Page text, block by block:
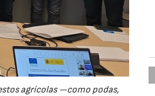
agrícolas —como podas,